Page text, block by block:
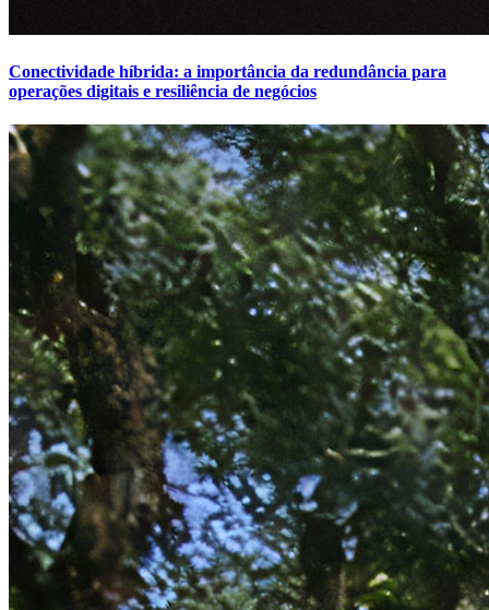
Conectividade híbrida: a importância da redundância para
operações digitais e resiliência de negócios